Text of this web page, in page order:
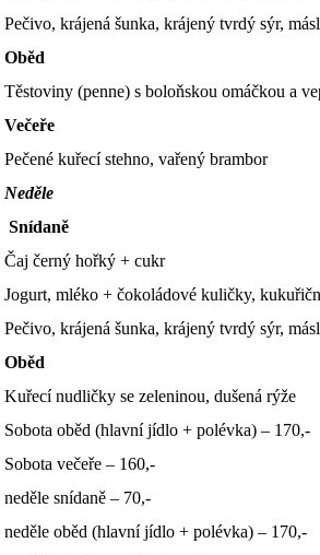
Pečivo, krájená šunka, krájený tvrdý sýr,
Oběd
Těstoviny (penne) s boloňskou omáčkou a
Večeře
Pečené kuřecí stehno, vařený brambor
Neděle
Snídaně
Čaj černý hořký + cukr
Jogurt, mléko + čokoládové kuličky,
Pečivo, krájená šunka, krájený tvrdý sýr,
Oběd
Kuřecí nudličky se zeleninou, dušená rýže
Sobota oběd (hlavní jídlo + polévka) – 170,-
Sobota večeře – 160,-
neděle snídaně – 70,-
neděle oběd (hlavní jídlo + polévka) – 170,-